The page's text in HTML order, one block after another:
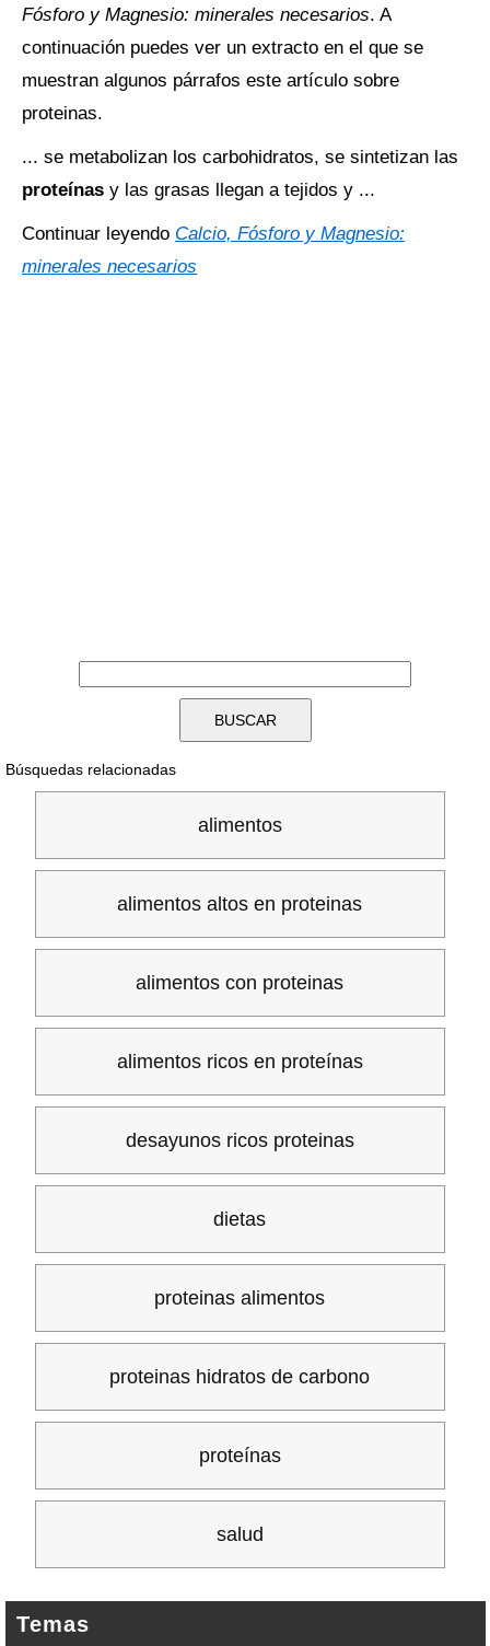
Fósforo y Magnesio: minerales necesarios. A
continuación puedes ver un extracto en el que se
muestran algunos párrafos este artículo sobre
proteinas.
... se metabolizan los carbohidratos, se sintetizan las
proteínas y las grasas llegan a tejidos y ...
Continuar leyendo Calcio, Fósforo y Magnesio:
minerales necesarios
Búsquedas relacionadas
alimentos
alimentos altos en proteinas
alimentos con proteinas
alimentos ricos en proteínas
desayunos ricos proteinas
dietas
proteinas alimentos
proteinas hidratos de carbono
proteínas
salud
Temas